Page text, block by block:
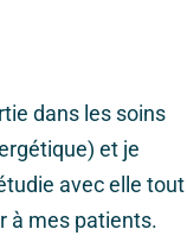
dans les soins
et je
avec elle tout
à mes patients.